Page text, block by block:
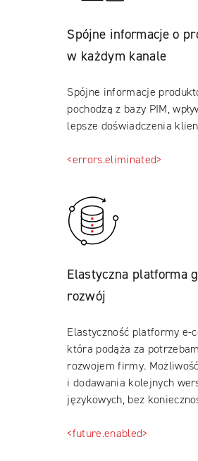
Spójne informacje o
w każdym kanale
Spójne informacje
pochodzą z bazy PIM,
lepsze doświadczenia
<errors.eliminated>
Elastyczna platforma
rozwój
Elastyczność platformy e-
która podąża za
rozwojem firmy.
i dodawania kolejnych
językowych, bez
<future.enabled>